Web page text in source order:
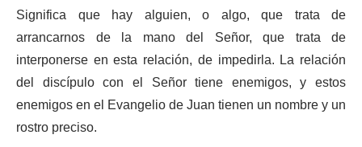
Significa que hay alguien, o algo, que trata de
arrancarnos de la mano del Señor, que trata de
interponerse en esta relación, de impedirla. La relación
del discípulo con el Señor tiene enemigos, y estos
enemigos en el Evangelio de Juan tienen un nombre y un
rostro preciso.